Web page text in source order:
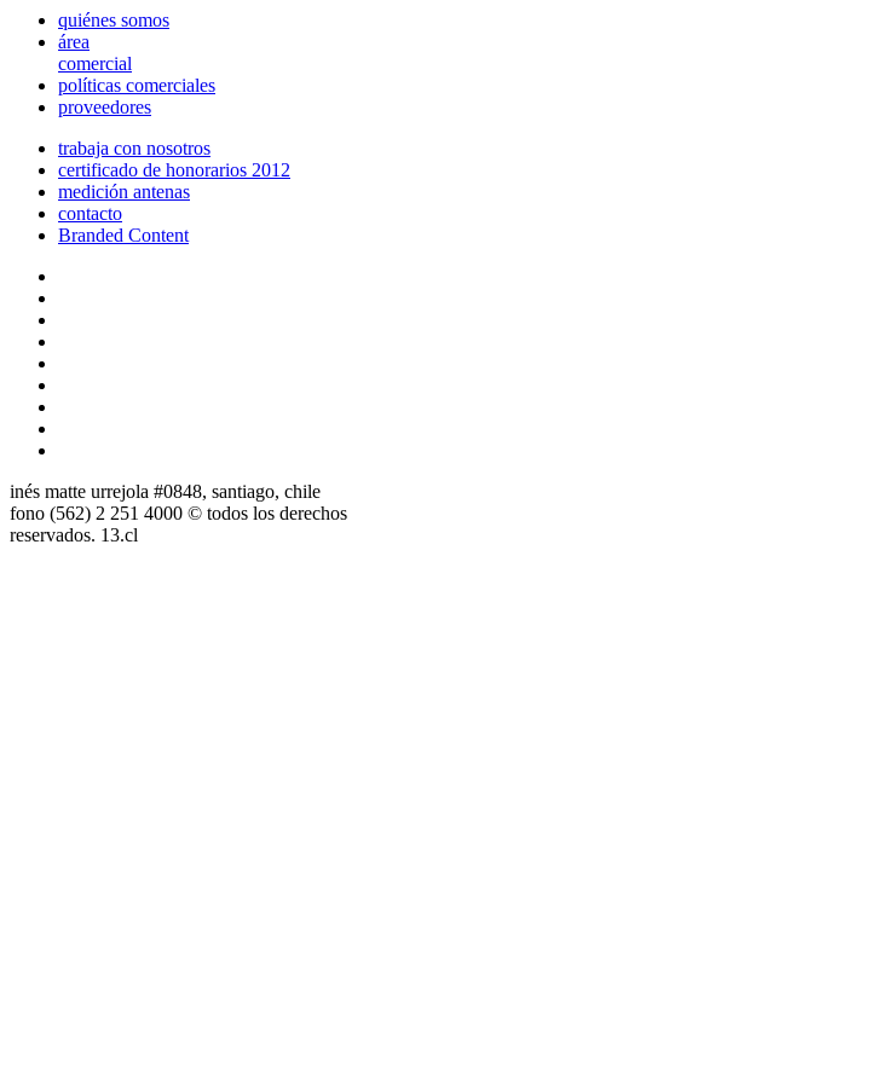
quiénes somos
área
comercial
políticas comerciales
proveedores
trabaja con nosotros
certificado de honorarios 2012
medición antenas
contacto
Branded Content
inés matte urrejola #0848, santiago, chile
fono (562) 2 251 4000 © todos los derechos
reservados. 13.cl